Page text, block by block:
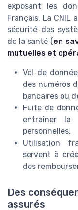
exposant les
Français. La CNIL
sécurité des
de la santé (en
mutuelles et
Vol de
des numéros
bancaires ou
Fuite de
entraîner la
personnelles.
Utilisation
servent à
des
Des
assurés